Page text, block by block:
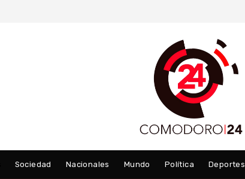
Sociedad Nacionales Mundo Política Deportes